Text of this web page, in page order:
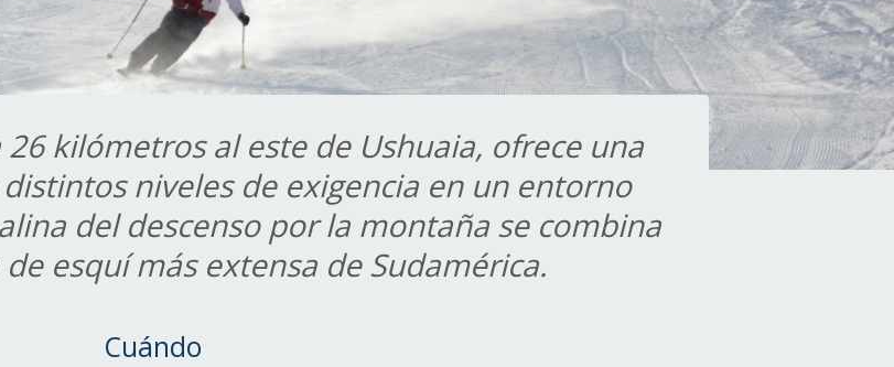
kilómetros al este de Ushuaia, ofrece una
niveles de exigencia en un entorno
del descenso por la montaña se combina
esquí más extensa de Sudamérica.
Cuándo